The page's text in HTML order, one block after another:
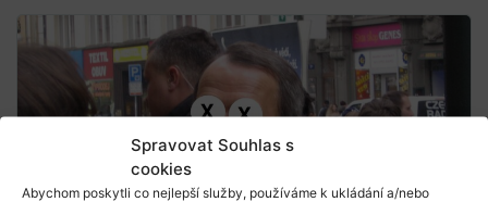
Spravovat Souhlas s
cookies
Abychom poskytli co nejlepší služby, používáme k ukládání a/nebo